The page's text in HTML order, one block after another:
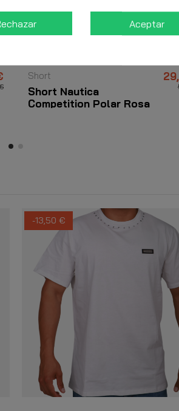
Short
Short Nautica
Competition Polar Rosa
-13,50 €
Aceptar